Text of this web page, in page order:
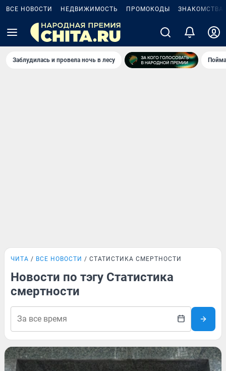
ВСЕ НОВОСТИ НЕДВИЖИМОСТЬ ПРОМОКОДЫ ЗНАКОМСТВА
Заблудилась и провела ночь в лесу
ЧИТА ВСЕ НОВОСТИ СТАТИСТИКА СМЕРТНОСТИ
Новости по тэгу Статистика
смертности